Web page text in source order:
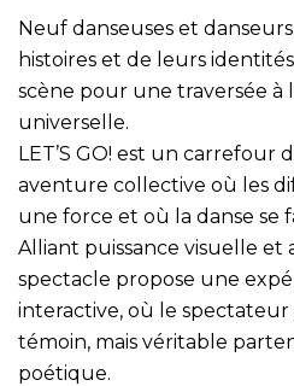
Neuf danseuses et
histoires et de leurs
scène pour une traversée à
universelle.
LET’S GO! est un carrefour
aventure collective où les
une force et où la danse se
Alliant puissance visuelle et
spectacle propose une
interactive, où le spectateur
témoin, mais véritable
poétique.